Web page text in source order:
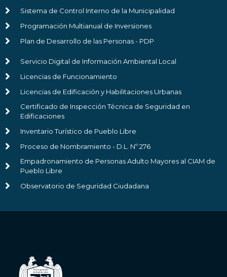
Sistema de Control Interno de la Municipalidad
Programación Multianual de Inversiones
Plan de Desarrollo de las Personas - PDP
Servicio Digital de Información Ambiental Local
Licencias de Funcionamiento
Licencias de Edificación y Habilitaciones Urbanas
Certificado de Inspección Técnica de Seguridad en
Edificaciones
Inventario Turístico de Pueblo Libre
Proceso de Nombramiento - D.L. Nº 276
Empadronamiento de Personas Adulto Mayores al CIAM de
Pueblo Libre
Observatorio de Seguridad Ciudadana